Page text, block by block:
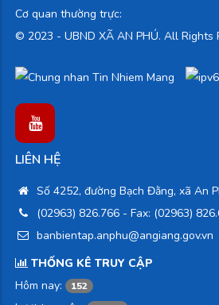
Cơ quan thường trực:
© 2023 - UBND XÃ AN PHÚ. All Rights
LIÊN HỆ
Số 4252, đường Bạch Đằng, xã An
(02963) 826.766 - Fax: (02963)
banbientap.anphu@angiang.gov.vn
THỐNG KÊ TRUY CẬP
Hôm nay:
152